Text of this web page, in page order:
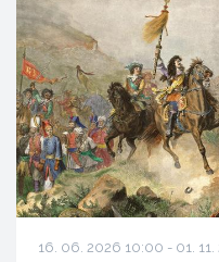
16. 06. 2026 10:00 - 01.